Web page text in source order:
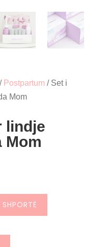
/ Postpartum / Set i
Mom
lindje
Mom